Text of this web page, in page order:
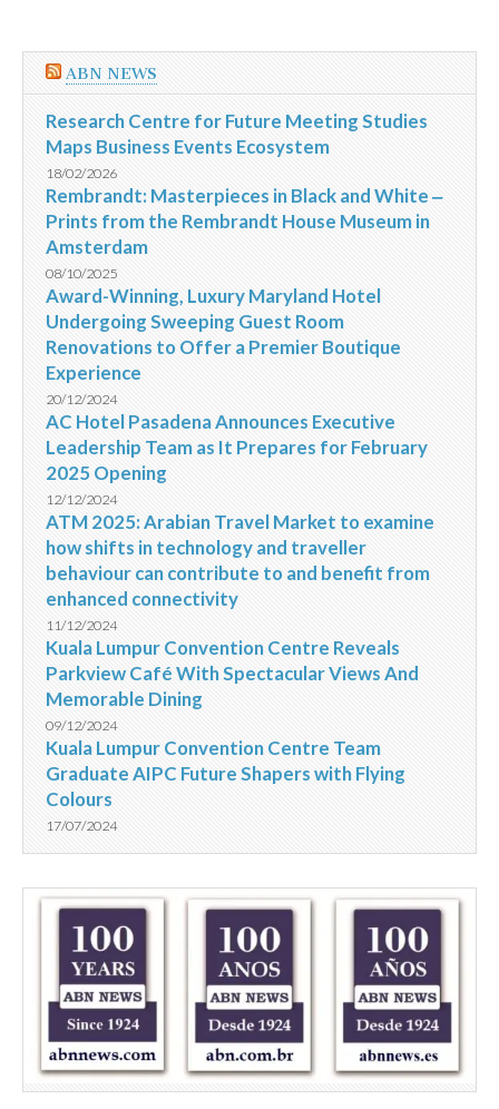
ABN NEWS
Research Centre for Future Meeting Studies
Maps Business Events Ecosystem
18/02/2026
Rembrandt: Masterpieces in Black and White ‒
Prints from the Rembrandt House Museum in
Amsterdam
08/10/2025
Award-Winning, Luxury Maryland Hotel
Undergoing Sweeping Guest Room
Renovations to Offer a Premier Boutique
Experience
20/12/2024
AC Hotel Pasadena Announces Executive
Leadership Team as It Prepares for February
2025 Opening
12/12/2024
ATM 2025: Arabian Travel Market to examine
how shifts in technology and traveller
behaviour can contribute to and benefit from
enhanced connectivity
11/12/2024
Kuala Lumpur Convention Centre Reveals
Parkview Café With Spectacular Views And
Memorable Dining
09/12/2024
Kuala Lumpur Convention Centre Team
Graduate AIPC Future Shapers with Flying
Colours
17/07/2024